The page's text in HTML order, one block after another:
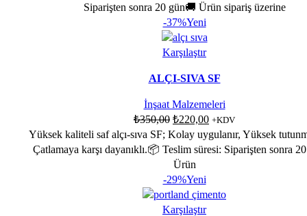
Siparişten sonra 20 gün🚚 Ürün sipariş üzerine
-37%Yeni
Karşılaştır
ALÇI-SIVA SF
İnşaat Malzemeleri
₺350,00 ₺220,00 +KDV
Yüksek kaliteli saf alçı-sıva SF; Kolay uygulanır, Yüksek
Çatlamaya karşı dayanıklı.📦 Teslim süresi: Siparişten sonra
Ürün
-29%Yeni
Karşılaştır